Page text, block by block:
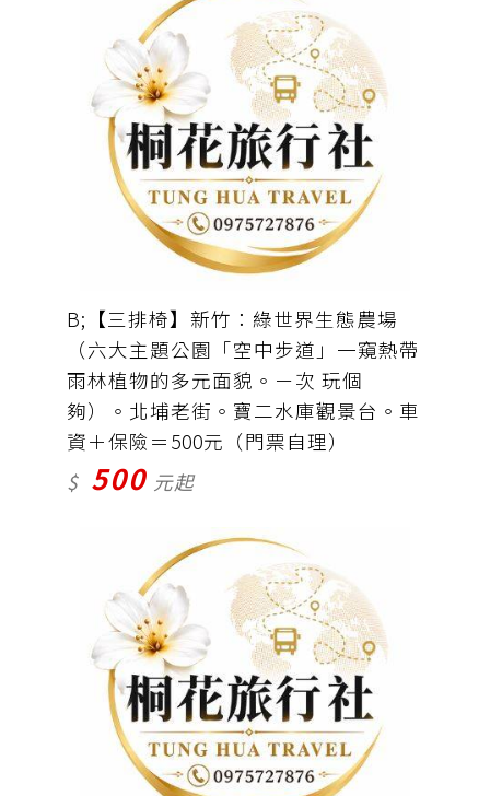
B;【三排椅】新竹：綠世界生態農場
（六大主題公園「空中步道」一窺熱帶
雨林植物的多元面貌。ㄧ次 玩個
夠）。北埔老街。寶二水庫觀景台。車
資＋保險＝500元（門票自理）
$ 500 元起